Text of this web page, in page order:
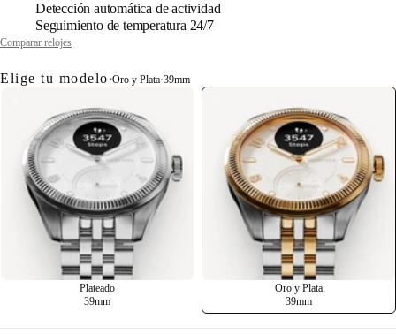
Detección automática de actividad
Seguimiento de temperatura 24/7
Comparar relojes
Elige tu modelo•Oro y Plata·39mm
Plateado
39mm
Oro y Plata
39mm